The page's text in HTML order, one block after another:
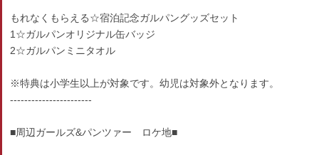
もれなくもらえる☆宿泊記念ガルパングッズセット
1☆ガルパンオリジナル缶バッジ
2☆ガルパンミニタオル
※特典は小学生以上が対象です。幼児は対象外となります。
-----------------------
■周辺ガールズ&パンツァー ロケ地■